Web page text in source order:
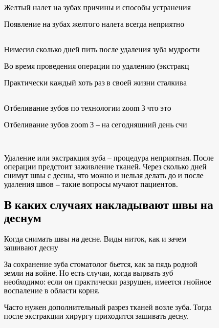
Желтый налет на зубах причины и способы устранения
Появление на зубах желтого налета всегда неприятно
Нимесил сколько дней пить после удаления зуба мудрости
Во время проведения операции по удалению (экстракц
Практически каждый хоть раз в своей жизни сталкива
Отбеливание зубов по технологии zoom 3 что это
Отбеливание зубов zoom 3 – на сегодняшний день счи
Удаление или экстракция зуба – процедура неприятная. После
операции предстоит заживление тканей. Через сколько дней
снимут швы с десны, что можно и нельзя делать до и после
удаления швов – такие вопросы мучают пациентов.
В каких случаях накладывают швы на
деснум
Когда снимать швы на десне. Виды ниток, как и зачем
зашивают десну
За сохранение зуба стоматолог бьется, как за пядь родной
земли на войне. Но есть случаи, когда вырвать зуб
необходимо: если он практически разрушен, имеется гнойное
воспаление в области корня.
Часто нужен дополнительный разрез тканей возле зуба. Тогда
после экстракции хирургу приходится зашивать десну.